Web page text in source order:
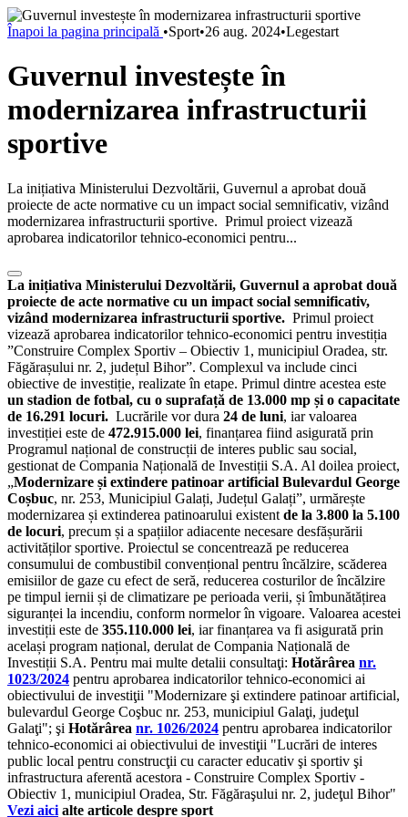
Înapoi la pagina principală •Sport•26 aug. 2024•Legestart
Guvernul investește în
modernizarea infrastructurii
sportive
La inițiativa Ministerului Dezvoltării, Guvernul a aprobat două
proiecte de acte normative cu un impact social semnificativ, vizând
modernizarea infrastructurii sportive. Primul proiect vizează
aprobarea indicatorilor tehnico-economici pentru...
La inițiativa Ministerului Dezvoltării, Guvernul a aprobat două
proiecte de acte normative cu un impact social semnificativ,
vizând modernizarea infrastructurii sportive. Primul proiect
vizează aprobarea indicatorilor tehnico-economici pentru investiția
”Construire Complex Sportiv – Obiectiv 1, municipiul Oradea, str.
Făgărașului nr. 2, județul Bihor”. Complexul va include cinci
obiective de investiție, realizate în etape. Primul dintre acestea este
un stadion de fotbal, cu o suprafață de 13.000 mp și o capacitate
de 16.291 locuri. Lucrările vor dura 24 de luni, iar valoarea
investiției este de 472.915.000 lei, finanțarea fiind asigurată prin
Programul național de construcții de interes public sau social,
gestionat de Compania Națională de Investiții S.A. Al doilea proiect,
„Modernizare și extindere patinoar artificial Bulevardul George
Coșbuc, nr. 253, Municipiul Galați, Județul Galați”, urmărește
modernizarea și extinderea patinoarului existent de la 3.800 la 5.100
de locuri, precum și a spațiilor adiacente necesare desfășurării
activităților sportive. Proiectul se concentrează pe reducerea
consumului de combustibil convențional pentru încălzire, scăderea
emisiilor de gaze cu efect de seră, reducerea costurilor de încălzire
pe timpul iernii și de climatizare pe perioada verii, și îmbunătățirea
siguranței la incendiu, conform normelor în vigoare. Valoarea acestei
investiții este de 355.110.000 lei, iar finanțarea va fi asigurată prin
același program național, derulat de Compania Națională de
Investiții S.A. Pentru mai multe detalii consultaţi: Hotărârea nr.
1023/2024 pentru aprobarea indicatorilor tehnico-economici ai
obiectivului de investiţii "Modernizare şi extindere patinoar artificial,
bulevardul George Coşbuc nr. 253, municipiul Galaţi, judeţul
Galaţi"; şi Hotărârea nr. 1026/2024 pentru aprobarea indicatorilor
tehnico-economici ai obiectivului de investiţii "Lucrări de interes
public local pentru construcţii cu caracter educativ şi sportiv şi
infrastructura aferentă acestora - Construire Complex Sportiv -
Obiectiv 1, municipiul Oradea, Str. Făgăraşului nr. 2, judeţul Bihor"
Vezi aici alte articole despre sport